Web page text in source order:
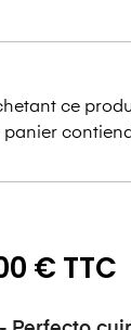
ce
panier
€ TTC